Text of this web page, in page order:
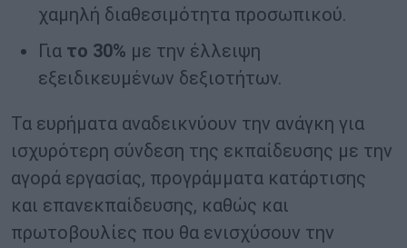
χαμηλή διαθεσιμότητα προσωπικού.
Για το 30% με την έλλειψη
εξειδικευμένων δεξιοτήτων.
Τα ευρήματα αναδεικνύουν την ανάγκη για
ισχυρότερη σύνδεση της εκπαίδευσης με την
αγορά εργασίας, προγράμματα κατάρτισης
και επανεκπαίδευσης, καθώς και
πρωτοβουλίες που θα ενισχύσουν την